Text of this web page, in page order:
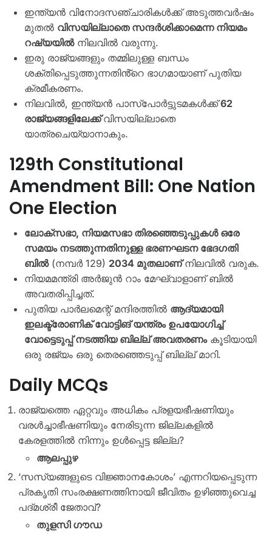
ഇന്ത്യൻ വിനോദസഞ്ചാരികൾക്ക് അടുത്തവർഷം
മുതൽ വിസയില്ലാതെ സന്ദർശിക്കാമെന്ന നിയമം
റഷ്യയിൽനിലവിൽ വരുന്നു.
ഇരു രാജ്യങ്ങളും തമ്മിലുള്ള ബന്ധം
ശക്തിപ്പെടുത്തുന്നതിൻ്റെ ഭാഗമായാണ് പുതിയ
ക്രമീകരണം.
നിലവിൽ, ഇന്ത്യൻ പാസ്പോർട്ടുടമകൾക്ക്62
രാജ്യങ്ങളിലേക്ക്വിസയില്ലാതെ
യാത്രചെയ്യാനാകും.
129th Constitutional
Amendment Bill: One Nation
One Election
ലോക്സഭാ, നിയമസഭാ തിരഞ്ഞെടുപ്പുകൾ ഒരേ
സമയം നടത്തുന്നതിനുള്ള ഭരണഘടന ഭേദഗതി
ബിൽ(നമ്പർ 129) 2034 മുതലാണ്നിലവിൽ വരുക.
നിയമമന്ത്രി അർജുൻ റാം മേഘ്‍വാളാണ് ബിൽ
അവതരിപ്പിച്ചത്.
പുതിയ പാർലമെന്റ് മന്ദിരത്തിൽ ആദ്യമായി
ഇലക്ട്രോണിക് വോട്ടിങ് യന്ത്രം ഉപയോഗിച്ച്
വോട്ടെടുപ്പ് നടത്തിയ ബില്ല് അവതരണംകൂടിയായി
ഒരു രജ്യം ഒരു തെരഞ്ഞെടുപ്പ് ബില്ല് മാറി.
Daily MCQs
രാജ്യത്തെ ഏറ്റവും അധികം പ്രളയഭീഷണിയും
വരൾച്ചാഭീഷണിയും നേരിടുന്ന ജില്ലകളിൽ
കേരളത്തിൽ നിന്നും ഉൾപ്പെട്ട ജില്ല?
ആലപ്പുഴ
‘സസ്യങ്ങളുടെ വിജ്ഞാനകോശം’ എന്നറിയപ്പെടുന്ന
പ്രകൃതി സംരക്ഷണത്തിനായി ജീവിതം ഉഴിഞ്ഞുവെച്ച
പദ്‌മശ്രീ ജേതാവ്?
തുളസി ഗൗഡ